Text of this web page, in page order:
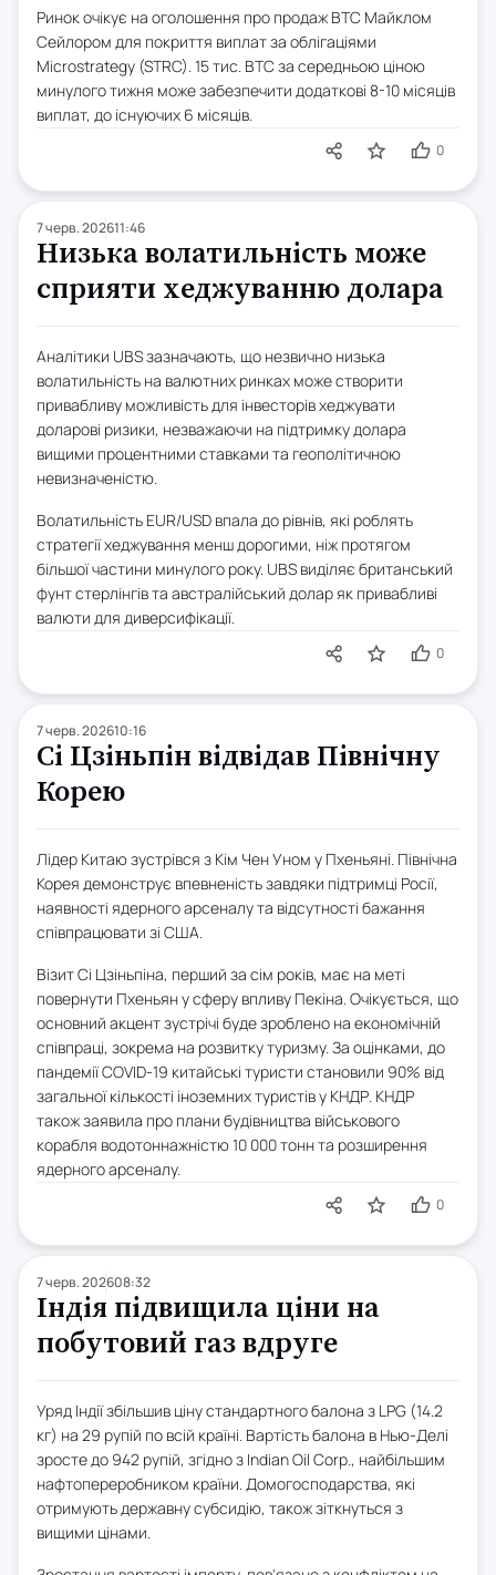
Ринок очікує на оголошення про продаж BTC Майклом
Сейлором для покриття виплат за облігаціями
Microstrategy (STRC). 15 тис. BTC за середньою ціною
минулого тижня може забезпечити додаткові 8-10 місяців
виплат, до існуючих 6 місяців.
0
7 черв. 202611:46
Низька волатильність може
сприяти хеджуванню долара
Аналітики UBS зазначають, що незвично низька
волатильність на валютних ринках може створити
привабливу можливість для інвесторів хеджувати
доларові ризики, незважаючи на підтримку долара
вищими процентними ставками та геополітичною
невизначеністю.
Волатильність EUR/USD впала до рівнів, які роблять
стратегії хеджування менш дорогими, ніж протягом
більшої частини минулого року. UBS виділяє британський
фунт стерлінгів та австралійський долар як привабливі
валюти для диверсифікації.
0
7 черв. 202610:16
Сі Цзіньпін відвідав Північну
Корею
Лідер Китаю зустрівся з Кім Чен Уном у Пхеньяні. Північна
Корея демонструє впевненість завдяки підтримці Росії,
наявності ядерного арсеналу та відсутності бажання
співпрацювати зі США.
Візит Сі Цзіньпіна, перший за сім років, має на меті
повернути Пхеньян у сферу впливу Пекіна. Очікується, що
основний акцент зустрічі буде зроблено на економічній
співпраці, зокрема на розвитку туризму. За оцінками, до
пандемії COVID-19 китайські туристи становили 90% від
загальної кількості іноземних туристів у КНДР. КНДР
також заявила про плани будівництва військового
корабля водотоннажністю 10 000 тонн та розширення
ядерного арсеналу.
0
7 черв. 202608:32
Індія підвищила ціни на
побутовий газ вдруге
Уряд Індії збільшив ціну стандартного балона з LPG (14.2
кг) на 29 рупій по всій країні. Вартість балона в Нью-Делі
зросте до 942 рупій, згідно з Indian Oil Corp., найбільшим
нафтопереробником країни. Домогосподарства, які
отримують державну субсидію, також зіткнуться з
вищими цінами.